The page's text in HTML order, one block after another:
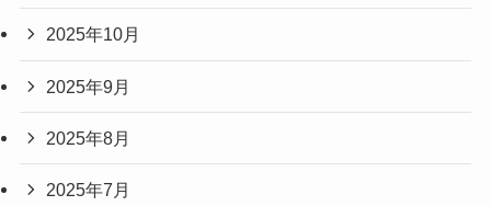
2025年10月
2025年9月
2025年8月
2025年7月